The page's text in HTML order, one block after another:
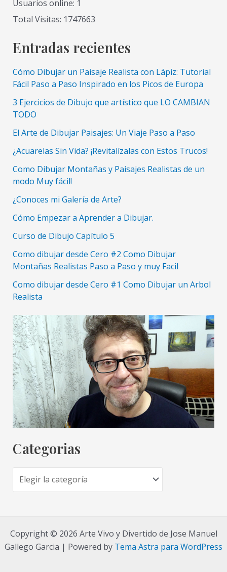
Hombre
Usuarios online: 1
Total Visitas: 1747663
Entradas recientes
Cómo Dibujar un Paisaje Realista con Lápiz: Tutorial
Fácil Paso a Paso Inspirado en los Picos de Europa
3 Ejercicios de Dibujo que artístico que LO CAMBIAN
TODO
El Arte de Dibujar Paisajes: Un Viaje Paso a Paso
¿Acuarelas Sin Vida? ¡Revitalízalas con Estos Trucos!
Como Dibujar Montañas y Paisajes Realistas de un
modo Muy fácil!
¿Conoces mi Galería de Arte?
Cómo Empezar a Aprender a Dibujar.
Curso de Dibujo Capítulo 5
Como dibujar desde Cero #2 Como Dibujar
Montañas Realistas Paso a Paso y muy Facil
Como dibujar desde Cero #1 Como Dibujar un Arbol
Realista
Categorias
a
g
Copyright © 2026 Arte Vivo y Divertido de Jose Manuel
Gallego Garcia | Powered by Tema Astra para WordPress